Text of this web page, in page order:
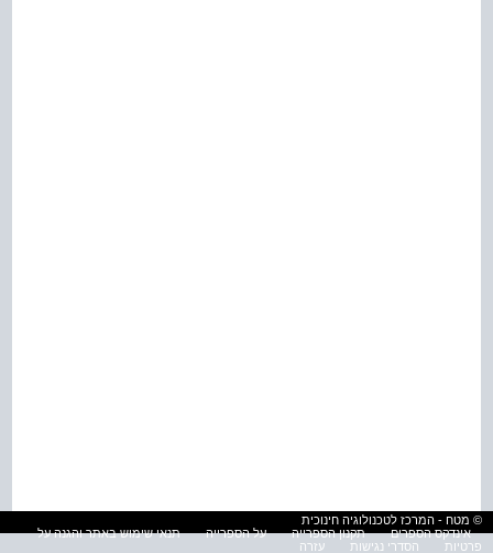
© מטח - המרכז לטכנולוגיה חינוכית
אינדקס הספרים
תקנון הספרייה על הספרייה
תנאי שימוש באתר והגנה על
פרטיות
הסדרי נגישות עזרה